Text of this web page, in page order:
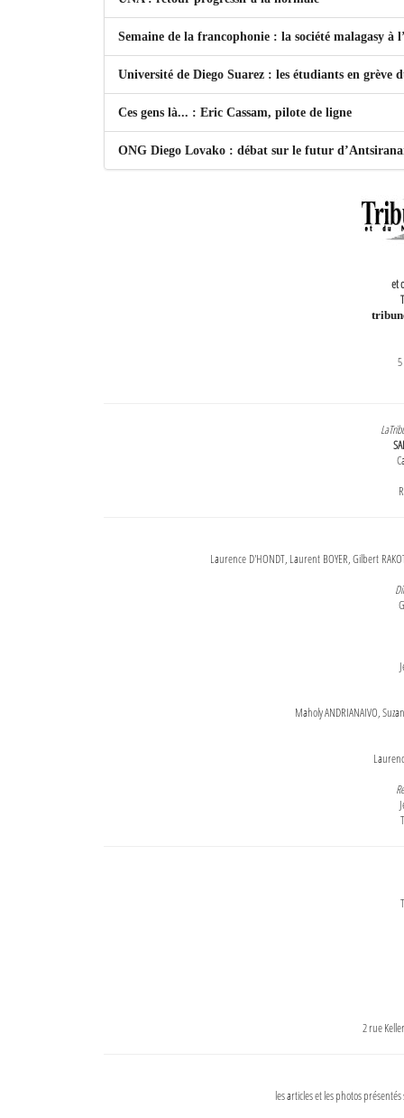
Semaine de la francophonie : la société malagasy à
Université de Diego Suarez : les étudiants en grève
Ces gens là... : Eric Cassam, pilote de ligne
ONG Diego Lovako : débat sur le futur
et
Laurence D'HONDT, Laurent BOYER, Gilbert
Maholy ANDRIANAIVO,
2 rue
les articles et les photos